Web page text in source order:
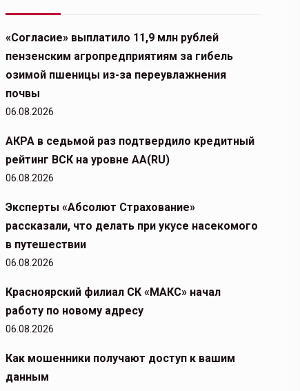
«Согласие» выплатило 11,9 млн рублей
пензенским агропредприятиям за гибель
озимой пшеницы из-за переувлажнения
почвы
06.08.2026
АКРА в седьмой раз подтвердило кредитный
рейтинг ВСК на уровне АА(RU)
06.08.2026
Эксперты «Абсолют Страхование»
рассказали, что делать при укусе насекомого
в путешествии
06.08.2026
Красноярский филиал СК «МАКС» начал
работу по новому адресу
06.08.2026
Как мошенники получают доступ к вашим
данным